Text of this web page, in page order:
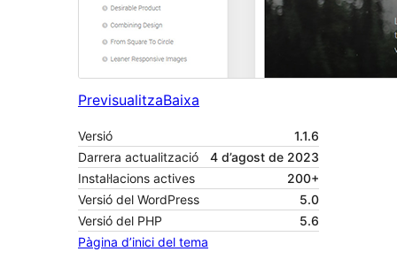
PrevisualitzaBaixa
Versió
1.1.6
Darrera actualització
4 d’agost de 2023
Instal·lacions actives
200+
Versió del WordPress
5.0
Versió del PHP
5.6
Pàgina d’inici del tema